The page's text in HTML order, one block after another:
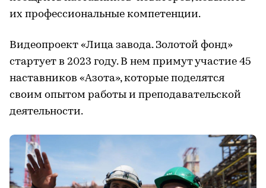
их профессиональные компетенции.
Видеопроект «Лица завода. Золотой фонд»
стартует в 2023 году. В нем примут участие 45
наставников «Азота», которые поделятся
своим опытом работы и преподавательской
деятельности.